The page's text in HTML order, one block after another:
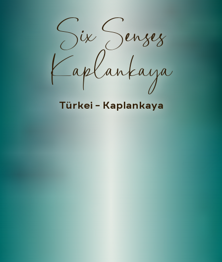
Six Senses
Kaplankaya
Türkei – Kaplankaya